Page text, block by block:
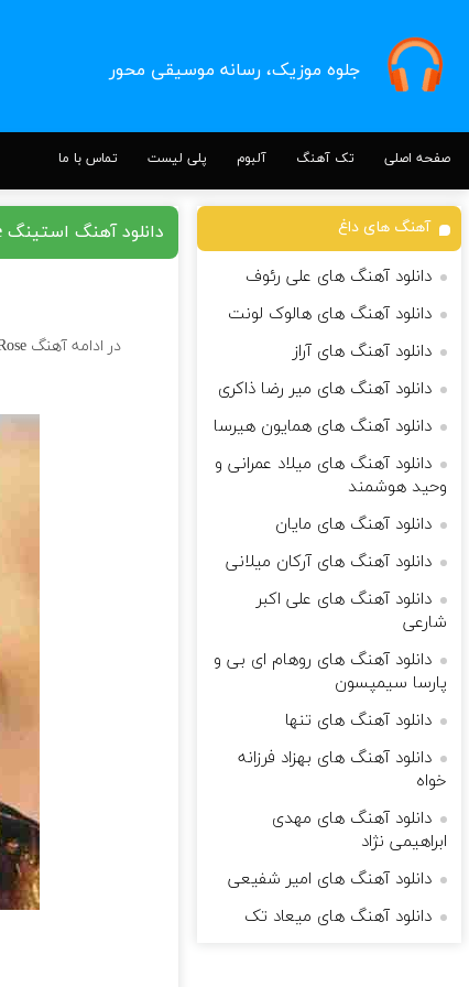
جلوه موزیک، رسانه موسیقی محور
صفحه اصلی تک آهنگ آلبوم پلی لیست تماس با ما
دانلود آهنگ استینگ Desert Rose
در ادامه آهنگ Desert Rose کاری زیبا از
آهنگ های داغ
دانلود آهنگ های علی رئوف
دانلود آهنگ های هالوک لونت
دانلود آهنگ های آراز
دانلود آهنگ های میر رضا ذاکری
دانلود آهنگ های همایون هیرسا
دانلود آهنگ های میلاد عمرانی و
وحید هوشمند
دانلود آهنگ های مایان
دانلود آهنگ های آرکان میلانی
دانلود آهنگ های علی اکبر
شارعی
دانلود آهنگ های روهام ای بی و
پارسا سیمپسون
دانلود آهنگ های تنها
دانلود آهنگ های بهزاد فرزانه
خواه
دانلود آهنگ های مهدی
ابراهیمی نژاد
دانلود آهنگ های امیر شفیعی
دانلود آهنگ های میعاد تک